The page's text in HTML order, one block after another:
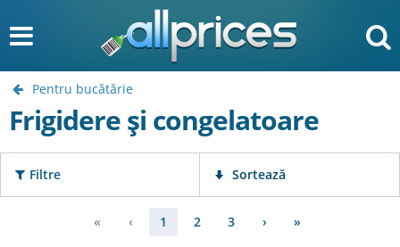
Pentru bucătărie
Frigidere şi congelatoare
Filtre Sortează
« ‹ 1 2 3 › »